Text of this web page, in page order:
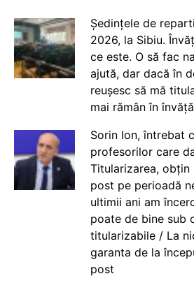
Ședințele de
2026, la Sibiu.
ce este. O să fac
ajută, dar dacă în
reușesc să mă
mai rămân în
Sorin Ion, întrebat
profesorilor care
Titularizarea, obțin
post pe perioadă
ultimii ani am
poate de bine sub
titularizabile / La
garanta de la
post